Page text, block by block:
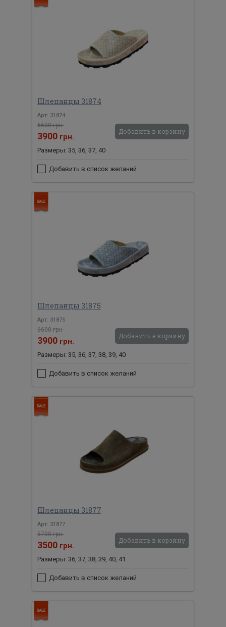
Шлепанцы 31874
Арт: 31874
6600 грн.
3900 грн.
Добавить в корзину
Размеры: 35, 36, 37, 40
Добавить в список желаний
Шлепанцы 31875
Арт: 31875
6600 грн.
3900 грн.
Добавить в корзину
Размеры: 35, 36, 37, 38, 39, 40
Добавить в список желаний
Шлепанцы 31877
Арт: 31877
5700 грн.
3500 грн.
Добавить в корзину
Размеры: 36, 37, 38, 39, 40, 41
Добавить в список желаний